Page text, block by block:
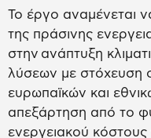
Το έργο αναμένεται
της πράσινης
στην ανάπτυξη
λύσεων με στόχευση
ευρωπαϊκών και
απεξάρτηση από το
ενεργειακού